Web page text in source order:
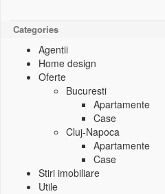
Categories
Agentii
Home design
Oferte
Bucuresti
Apartamente
Case
Cluj-Napoca
Apartamente
Case
Stiri imobiliare
Utile